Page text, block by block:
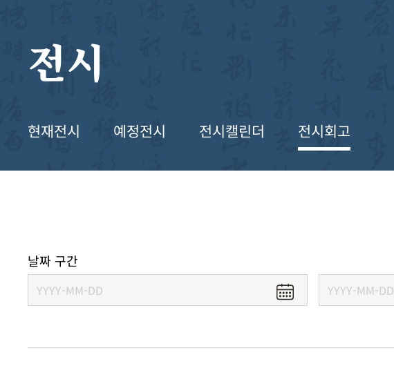
전시
현재전시 예정전시 전시캘린더 전시회고
날짜 구간